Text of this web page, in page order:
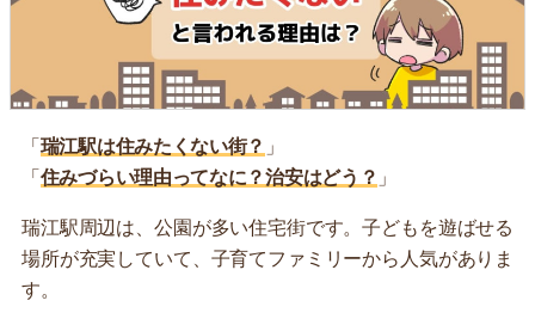
「 瑞江駅は住みたくない街？ 」
「 住みづらい理由ってなに？治安はどう？ 」
瑞江駅周辺は、公園が多い住宅街です。子どもを遊ばせる
場所が充実していて、子育てファミリーから人気がありま
す。